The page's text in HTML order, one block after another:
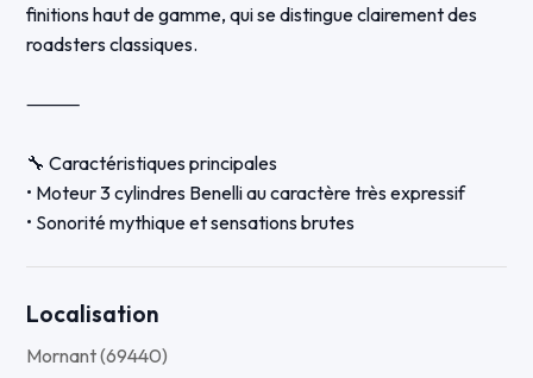
finitions haut de gamme, qui se distingue clairement des
roadsters classiques.
⸻
🔧 Caractéristiques principales
• Moteur 3 cylindres Benelli au caractère très expressif
• Sonorité mythique et sensations brutes
• Moto très plaisante sur route, avec un vrai tempérament
⸻
Localisation
Mornant (69440)